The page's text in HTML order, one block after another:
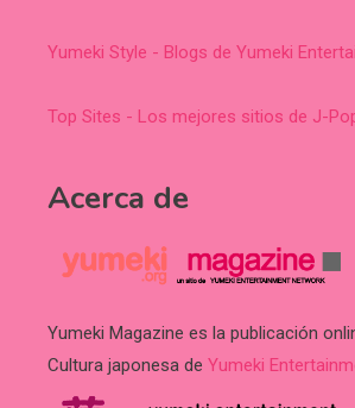
Yumeki Style - Blogs de Yumeki
Top Sites - Los mejores sitios de J-
Acerca de
Yumeki Magazine es la publicación
Cultura japonesa de Yumeki